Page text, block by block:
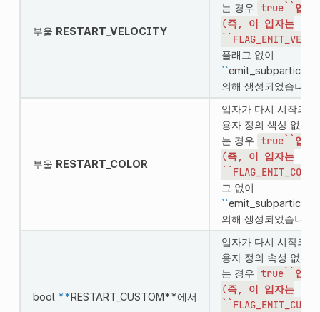
부울 RESTART_VELOCITY
는 경우 true``입니
(즉,
이 입자는
플래그 없이
``
의해 생성되었습니다).
부울 RESTART_COLOR
입자가 다시 시작되거
용자 정의 색상 없이
는 경우 true``입니
(즉,
이 입자는
``FLAG_EMIT_COLOR
그 없이
``
의해 생성되었습니다).
bool **RESTART_CUSTOM**에서
입자가 다시 시작되거
용자 정의 속성 없이
는 경우 true``입니
(즉,
이 입자는